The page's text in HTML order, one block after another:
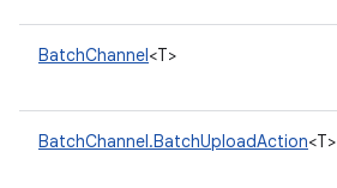
BatchChannel<T>
BatchChannel.BatchUploadAction<T>